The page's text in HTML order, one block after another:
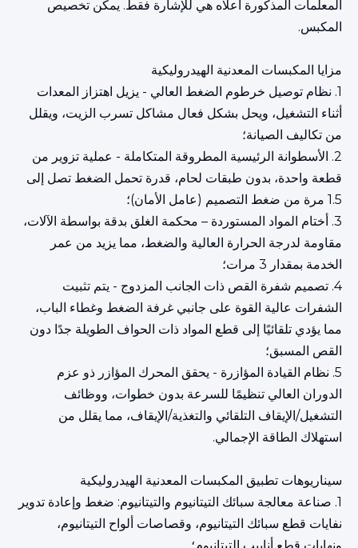
المعلمات المذكورة أعلاه هي للإشارة فقط. يمكن تخصيص
المكبس.
مزايا المكبسات المعدنية الهيدروليكية
1. نظام توصيل خرطوم الضغط العالي - يزيل اهتزاز المعدات
أثناء التشغيل، ويحل بشكل فعال مشاكل تسرب الزيت، ويقلل
من تكاليف الصيانة؛
2. الأسطوانة الرئيسية المطروقة المتكاملة - عملية تزوير من
قطعة واحدة، بدون طبقات لحام، قدرة تحمل الضغط تصل إلى
1.5 مرة من ضغط التصميم (عامل الأمان)؛
3. أختام المواد المستوردة – محكمة الغلق بدقة بواسطة الآلات،
مقاومة لدرجة الحرارة العالية والضغط، مما يزيد من عمر
الخدمة بمقدار 3 مرات؛
4. تصميم شفرة القص ذات الجانب المزدوج - يتم تثبيت
الشفرات عالية القوة على جانبي غرفة الضغط وغطاء الباب،
مما يؤدي تلقائيًا إلى قطع المواد ذات الحواف الطويلة جدًا دون
القص المسبق؛
5. نظام القيادة المؤازرة - يحقق المحرك المؤازر ذو عزم
الدوران العالي تنظيمًا للسرعة بدون خطوات، ووظائف
التشغيل/الإيقاف التلقائي والتغذية/الإيقاف، مما يقلل من
استهلاك الطاقة الإجمالي.
سيناريوهات تطبيق المكبسات المعدنية الهيدروليكية
1. صناعة معالجة سبائك التيتانيوم والتيتانيوم: ضغط وإعادة تدوير
نفايات قطع سبائك التيتانيوم، وقصاصات ألواح التيتانيوم،